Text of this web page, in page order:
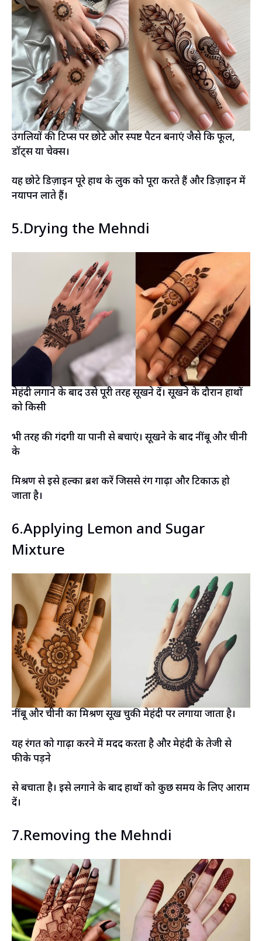
उंगलियों की टिप्स पर छोटे और स्पष्ट पैटर्न बनाएं जैसे कि फूल,
डॉट्स या चेक्स।
यह छोटे डिज़ाइन पूरे हाथ के लुक को पूरा करते हैं और डिज़ाइन में
नयापन लाते हैं।
5.Drying the Mehndi
मेहंदी लगाने के बाद उसे पूरी तरह सूखने दें। सूखने के दौरान हाथों
को किसी
भी तरह की गंदगी या पानी से बचाएं। सूखने के बाद नींबू और चीनी
के
मिश्रण से इसे हल्का ब्रश करें जिससे रंग गाढ़ा और टिकाऊ हो
जाता है।
6.Applying Lemon and Sugar
Mixture
नींबू और चीनी का मिश्रण सूख चुकी मेहंदी पर लगाया जाता है।
यह रंगत को गाढ़ा करने में मदद करता है और मेहंदी के तेजी से
फीके पड़ने
से बचाता है। इसे लगाने के बाद हाथों को कुछ समय के लिए आराम
दें।
7.Removing the Mehndi